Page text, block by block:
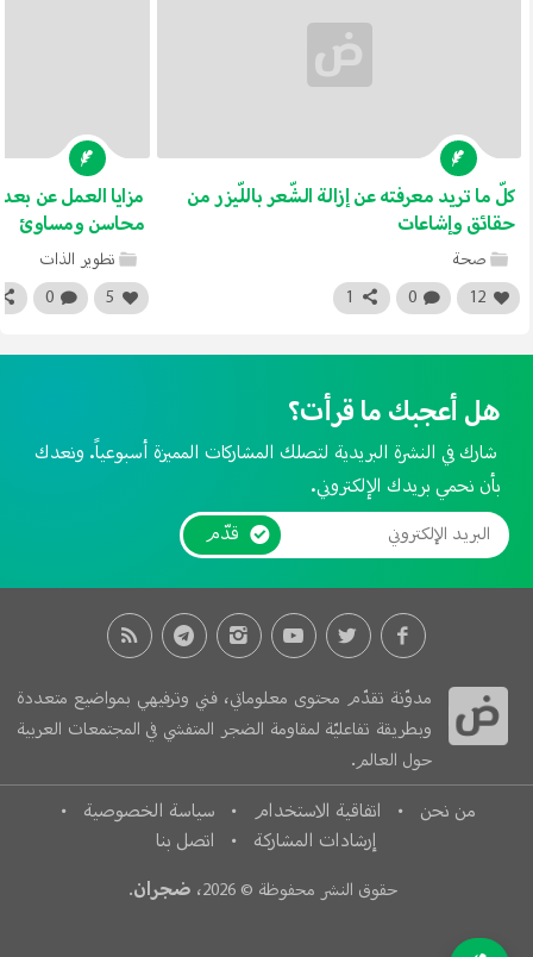
كلّ ما تريد معرفته عن إزالة الشّعر باللّيزر من
حقائق وإشاعات
صحة
12
مزايا العمل عن
محاسن ومساوئ
تطوير الذات
5
هل أعجبك ما قرأت؟
شارك في النشرة البريدية لتصلك المشاركات المميزة أسبوعياً. ونعدك
بأن نحمي بريدك الإلكتروني.
قدّم
مدوّنة تقدّم محتوى معلوماتي، فني وترفيهي بمواضيع متعددة
وبطريقة تفاعليّة لمقاومة الضجر المتفشي في المجتمعات العربية
حول العالم.
من نحن اتفاقية الاستخدام
سياسة الخصوصية
إرشادات المشاركة
اتصل بنا
حقوق النشر محفوظة © 2026، ضجران.